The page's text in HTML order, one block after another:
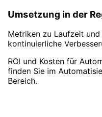
Umsetzung in der
Metriken zu Laufzeit
kontinuierliche
ROI und Kosten für
finden Sie im
Bereich.